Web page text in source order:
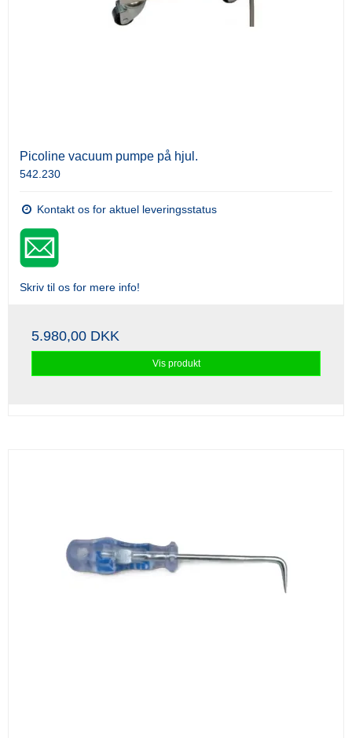
Picoline vacuum pumpe på hjul.
542.230
Kontakt os for aktuel leveringsstatus
Skriv til os for mere info!
5.980,00 DKK
Vis produkt